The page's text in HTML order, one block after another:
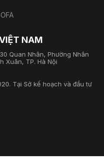
NAM
Quan Nhân, Phường Nhân
Xuân, TP. Hà Nội
Tại Sở kế hoạch và đầu tư